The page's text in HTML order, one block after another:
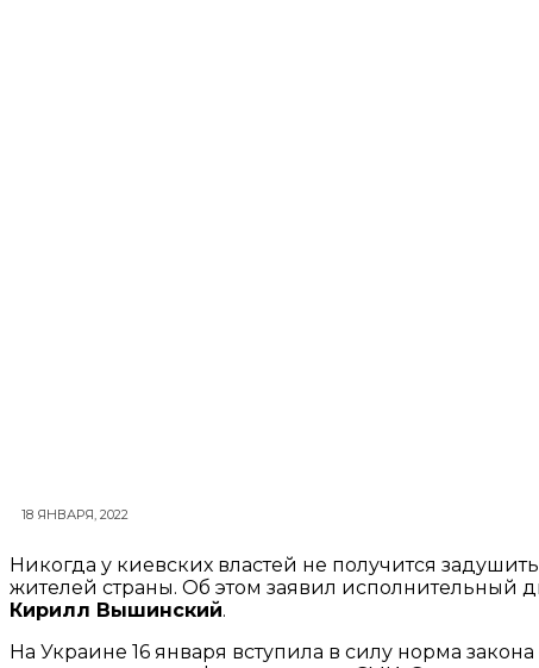
18 ЯНВАРЯ, 2022
Никогда у киевских властей не получится
жителей страны. Об этом заявил исполнительный
Кирилл Вышинский.
На Украине 16 января вступила в силу норма